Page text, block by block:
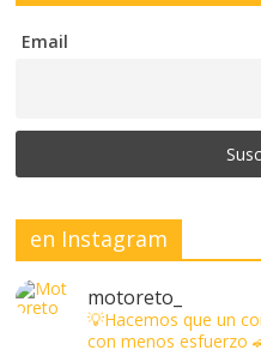
Email
en Instagram
motoreto_
💡Hacemos que un
con menos esfuerzo